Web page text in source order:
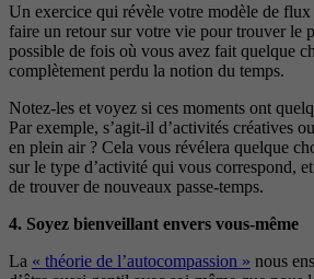
Un exercice qui révèle votre modèle de flux
faire un retour sur votre vie pour trouver le
possible de fois où vous avez fait quelque
complètement perdu la notion du temps.
Notez-les et voyez si ces moments ont
Par exemple, s’agit-il d’activités créatives
en plein air ? Cela vous révélera quelque
sur le type d’activité qui vous correspond,
de trouver de nouveaux passe-temps.
4. Soyez bienveillant envers vous-même
La « théorie de l’autocompassion » nous